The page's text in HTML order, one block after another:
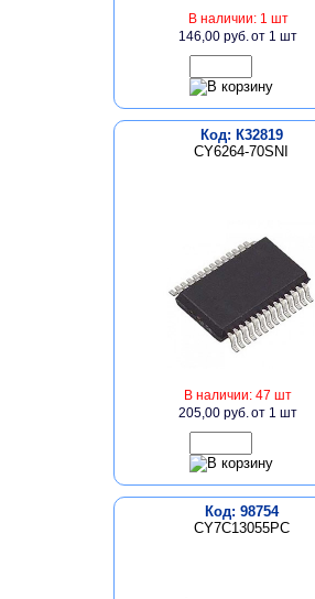
В наличии: 1 шт
146,00 руб.от 1 шт
Код: К32819
CY6264-70SNI
В наличии: 47 шт
205,00 руб.от 1 шт
Код: 98754
CY7C13055PC